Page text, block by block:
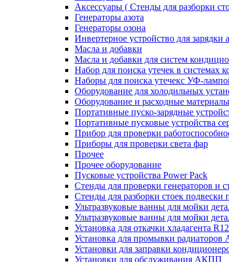
Аксессуары ( Стенды для разборки
Генераторы азота
Генераторы озона
Инвертерное устройство для
Масла и добавки
Масла и добавки для систем
Набор для поиска утечек в системах
Наборы для поиска утечекс УФ-
Оборудование для холодильных
Оборудование и расходные
Портативные пуско-зарядные
Портативные пусковые устройства
Прибор для проверки
Приборы для проверки света фар
Прочее
Прочее оборудование
Пусковые устройства Power Pack
Стенды для проверки генераторов и
Стенды для разборки стоек подвески
Ультразвуковые ванны для мойки
Ультразвуковые ванны для мойки
Установка для откачки хладагента
Установка для промывки
Установки для заправки
Установки для обслуживания АКПП